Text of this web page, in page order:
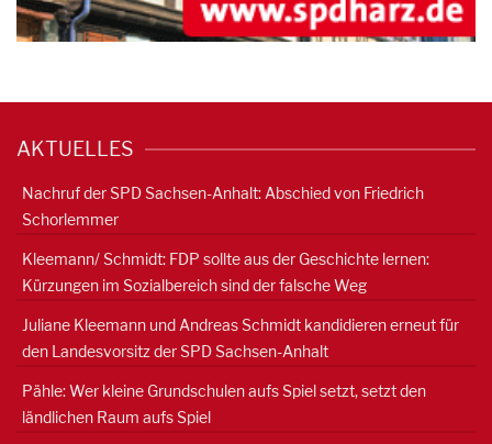
AKTUELLES
Nachruf der SPD Sachsen-Anhalt: Abschied von Friedrich
Schorlemmer
Kleemann/ Schmidt: FDP sollte aus der Geschichte lernen:
Kürzungen im Sozialbereich sind der falsche Weg
Juliane Kleemann und Andreas Schmidt kandidieren erneut für
den Landesvorsitz der SPD Sachsen-Anhalt
Pähle: Wer kleine Grundschulen aufs Spiel setzt, setzt den
ländlichen Raum aufs Spiel